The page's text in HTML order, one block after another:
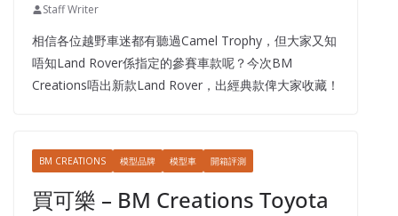
Staff Writer
相信各位越野車迷都有聽過Camel Trophy，但大家又知
唔知Land Rover係指定的參賽車款呢？今次BM
Creations唔出新款Land Rover，出經典款俾大家收藏！
BM CREATIONS 模型品牌 模型車 開箱評測
買可樂 – BM Creations Toyota